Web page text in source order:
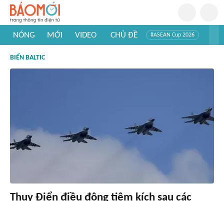
NÓNG MỚI VIDEO CHỦ ĐỀ #ASEAN Cup 2026
#Khám phá thế giới
BIỂN BALTIC
Thụy Điển điều động tiêm kích sau các